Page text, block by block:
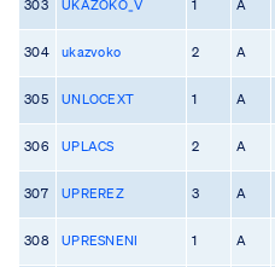
303 UKAZOKO_V 1 A
304 ukazvoko 2 A
305 UNLOCEXT 1 A
306 UPLACS 2 A
307 UPREREZ 3 A
308 UPRESNENI 1 A